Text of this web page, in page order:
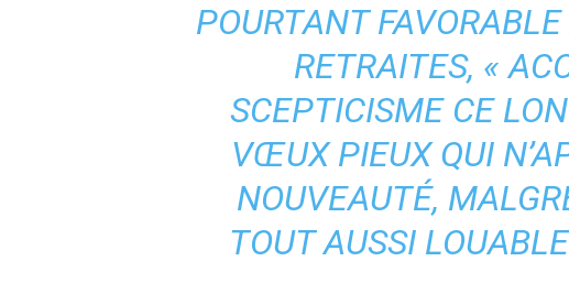
POURTANT
RETRAITES, «
SCEPTICISME CE
VŒUX PIEUX QUI
NOUVEAUTÉ,
TOUT AUSSI